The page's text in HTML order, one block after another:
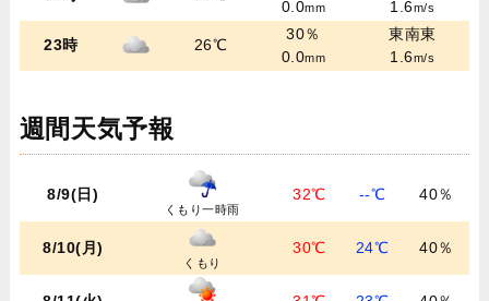
0.0mm
1.6m/s
23時 26℃
30％
0.0mm
東南東
1.6m/s
週間天気予報
8/9(日)
くもり一時雨
32℃ --℃ 40％
8/10(月)
くもり
30℃ 24℃ 40％